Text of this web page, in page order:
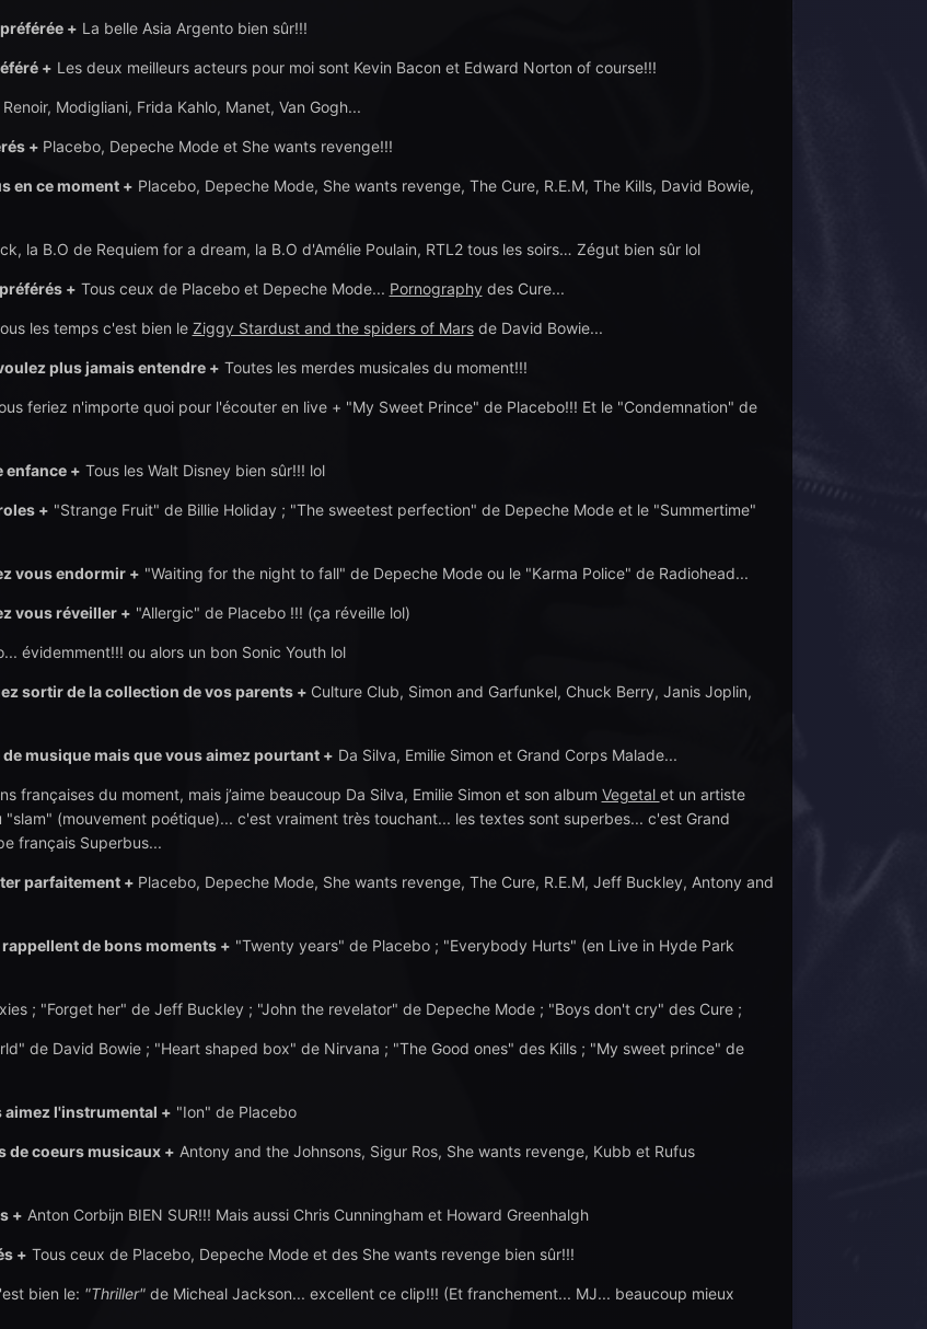
+ La belle Asia Argento bien sûr!!!
+ Les deux meilleurs acteurs pour moi sont Kevin Bacon et Edward Norton of course!!!
Renoir, Modigliani, Frida Kahlo, Manet, Van Gogh...
+ Placebo, Depeche Mode et She wants revenge!!!
en ce moment + Placebo, Depeche Mode, She wants revenge, The Cure, R.E.M, The Kills, David Bowie,
la B.O de Requiem for a dream, la B.O d'Amélie Poulain, RTL2 tous les soirs… Zégut bien sûr lol
+ Tous ceux de Placebo et Depeche Mode... Pornography des Cure...
les temps c'est bien le Ziggy Stardust and the spiders of Marsde David Bowie...
plus jamais entendre + Toutes les merdes musicales du moment!!!
feriez n'importe quoi pour l'écouter en live + "My Sweet Prince" de Placebo!!! Et le "Condemnation" de
enfance + Tous les Walt Disney bien sûr!!! lol
+ "Strange Fruit" de Billie Holiday ; "The sweetest perfection" de Depeche Mode et le "Summertime"
vous endormir + "Waiting for the night to fall" de Depeche Mode ou le "Karma Police" de Radiohead...
vous réveiller + "Allergic" de Placebo !!! (ça réveille lol)
évidemment!!! ou alors un bon Sonic Youth lol
sortir de la collection de vos parents + Culture Club, Simon and Garfunkel, Chuck Berry, Janis Joplin,
musique mais que vous aimez pourtant + Da Silva, Emilie Simon et Grand Corps Malade...
françaises du moment, mais j’aime beaucoup Da Silva, Emilie Simon et son album Vegetal et un artiste
(mouvement poétique)... c'est vraiment très touchant... les textes sont superbes... c'est Grand
français Superbus...
parfaitement + Placebo, Depeche Mode, She wants revenge, The Cure, R.E.M, Jeff Buckley, Antony and
ntde bons moments + "Twenty years" de Placebo ; "Everybody Hurts" (en Live in Hyde Park
; "Forget her" de Jeff Buckley ; "John the revelator" de Depeche Mode ; "Boys don't cry" des Cure ;
de David Bowie ; "Heart shaped box" de Nirvana ; "The Good ones" des Kills ; "My sweet prince" de
aimez l'instrumental + "Ion" de Placebo
de coeurs musicaux + Antony and the Johnsons, Sigur Ros, She wants revenge, Kubb et Rufus
+ Anton Corbijn BIEN SUR!!! Mais aussi Chris Cunningham et Howard Greenhalgh
+ Tous ceux de Placebo, Depeche Mode et des She wants revenge bien sûr!!!
bien le: "Thriller"de Micheal Jackson... excellent ce clip!!! (Et franchement... MJ... beaucoup mieux